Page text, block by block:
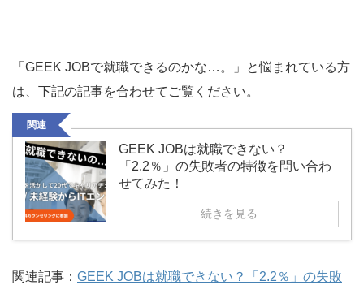
「GEEK JOBで就職できるのかな…。」と悩まれている方
は、下記の記事を合わせてご覧ください。
関連
GEEK JOBは就職できない？
「2.2％」の失敗者の特徴を問い合わ
せてみた！
続きを見る
関連記事： GEEK JOBは就職できない？「2.2％」の失敗